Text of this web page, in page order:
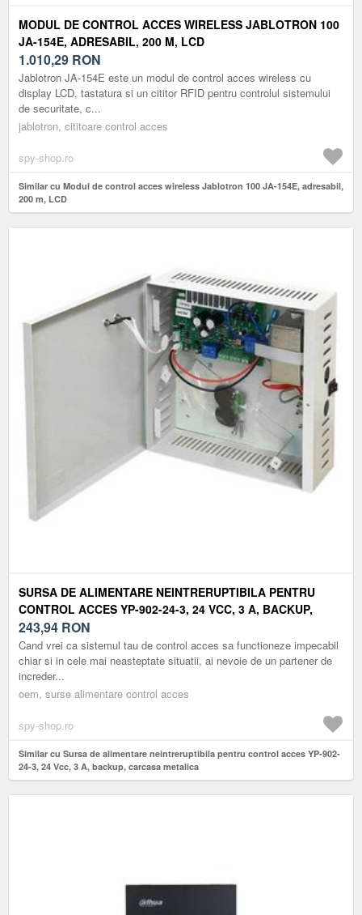
MODUL DE CONTROL ACCES WIRELESS JABLOTRON 100
JA-154E, ADRESABIL, 200 M, LCD
1.010,29 RON
Jablotron JA-154E este un modul de control acces wireless cu
display LCD, tastatura si un cititor RFID pentru controlul sistemului
de securitate, c...
jablotron, cititoare control acces
spy-shop.ro
Similar cu Modul de control acces wireless Jablotron 100 JA-154E, adresabil,
200 m, LCD
SURSA DE ALIMENTARE NEINTRERUPTIBILA PENTRU
CONTROL ACCES YP-902-24-3, 24 VCC, 3 A, BACKUP,
CARCASA METALICA
243,94 RON
Cand vrei ca sistemul tau de control acces sa functioneze impecabil
chiar si in cele mai neasteptate situatii, ai nevoie de un partener de
increder...
oem, surse alimentare control acces
spy-shop.ro
Similar cu Sursa de alimentare neintreruptibila pentru control acces YP-902-
24-3, 24 Vcc, 3 A, backup, carcasa metalica